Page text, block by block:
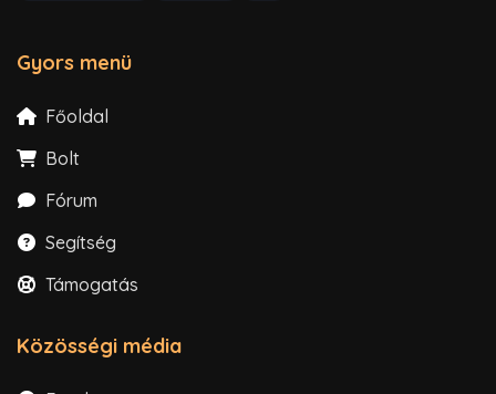
Gyors menü
Főoldal
Bolt
Fórum
Segítség
Támogatás
Közösségi média